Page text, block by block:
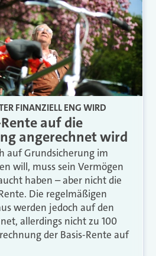
FINANZIELL ENG WIRD
auf die
angerechnet wird
auf Grundsicherung im
will, muss sein Vermögen
haben – aber nicht die
Die regelmäßigen
werden jedoch auf den
allerdings nicht zu 100
der Basis-Rente auf